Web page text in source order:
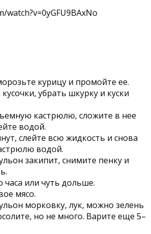
курицу и промойте ее.
убрать шкурку и куски
кастрюлю, сложите в нее
водой.
слейте всю жидкость и снова
водой.
закипит, снимите пенку и
часа или чуть дольше.
мясо.
морковку, лук, можно зелень
но не много. Варите еще 5–